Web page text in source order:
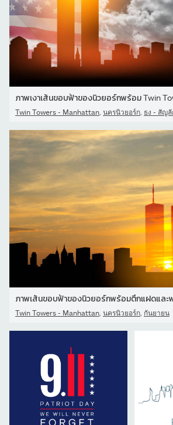
Twin Towers - Manhattan, นครนิวยอร์ก, ธง - สัญ
ภาพเส้นขอบฟ้าของนิวยอร์กพร้อมตึกแฝดและ
Twin Towers - Manhattan, นครนิวยอร์ก, กันยายน